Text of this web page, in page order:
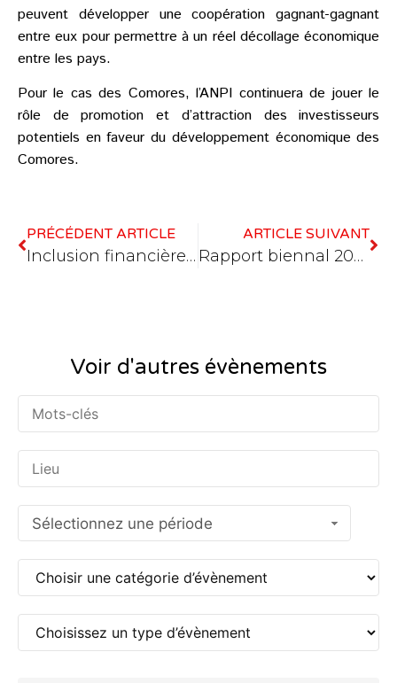
peuvent développer une coopération gagnant-gagnant
entre eux pour permettre à un réel décollage économique
entre les pays.
Pour le cas des Comores, l’ANPI continuera de jouer le
rôle de promotion et d’attraction des investisseurs
potentiels en faveur du développement économique des
Comores.
PRÉCÉDENT ARTICLE
Inclusion financière de la Diaspora : Les opportunités et les défis au menu des échanges
ARTICLE SUIVANT
Rapport biennal 2022-2023 : Plus de 10 milliards KMF pour soutenir les entreprises
Voir d'autres évènements
Sélectionnez une période